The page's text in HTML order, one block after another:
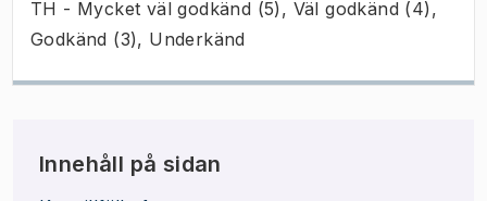
TH - Mycket väl godkänd (5), Väl godkänd (4),
Godkänd (3), Underkänd
Innehåll på sidan